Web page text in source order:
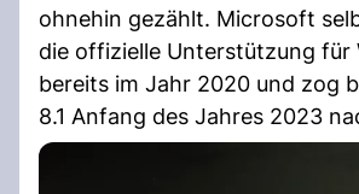
ohnehin gezählt. Microsoft
die offizielle Unterstützung für
bereits im Jahr 2020 und zog
8.1 Anfang des Jahres 2023